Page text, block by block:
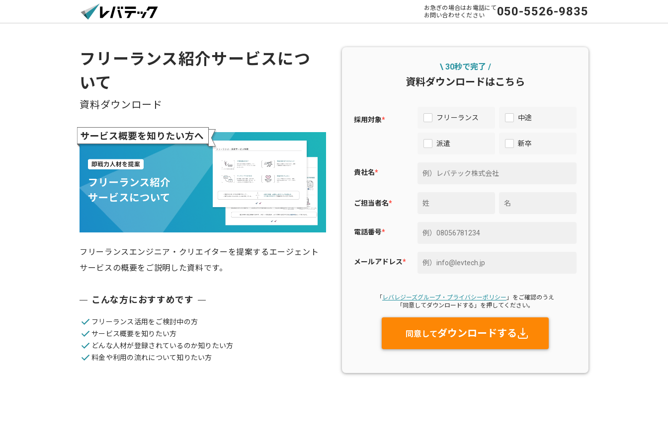
お急ぎの場合はお電話にて
お問い合わせください
050-5526-9835
フリーランス紹介サービスにつ
いて
資料ダウンロード
フリーランスエンジニア・クリエイターを提案するエージェント
サービスの概要をご説明した資料です。
こんな方におすすめです
フリーランス活用をご検討中の方
サービス概要を知りたい方
どんな人材が登録されているのか知りたい方
料金や利用の流れについて知りたい方
\ 30秒で完了 /
資料ダウンロードはこちら
採用対象* フリーランス 中途
派遣 新卒
貴社名*
ご担当者名*
電話番号*
メールアドレス*
「 レバレジーズグループ・プライバシーポリシー 」をご確認のうえ
「同意してダウンロードする」を押してください。
同意してダウンロードする